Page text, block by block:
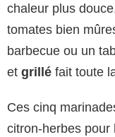
chaleur plus
tomates bien
barbecue ou un
et grillé fait toute
Ces cinq
citron-herbes pour